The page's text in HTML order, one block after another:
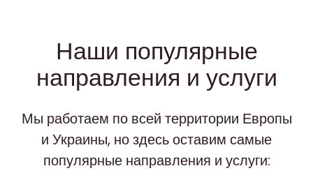
Наши популярные
направления и услуги
Мы работаем по всей территории Европы
и Украины, но здесь оставим самые
популярные направления и услуги: